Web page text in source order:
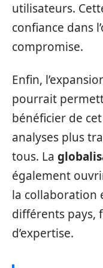
utilisateurs.
confiance dans
compromise.
Enfin,
pourrait
bénéficier de
analyses plus
tous. La
également
la collaboration
différents pays,
d’expertise.